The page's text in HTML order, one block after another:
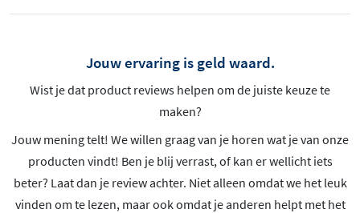
Jouw ervaring is geld waard.
Wist je dat product reviews helpen om de juiste keuze te
maken?
Jouw mening telt! We willen graag van je horen wat je van onze
producten vindt! Ben je blij verrast, of kan er wellicht iets
beter? Laat dan je review achter. Niet alleen omdat we het leuk
vinden om te lezen, maar ook omdat je anderen helpt met het